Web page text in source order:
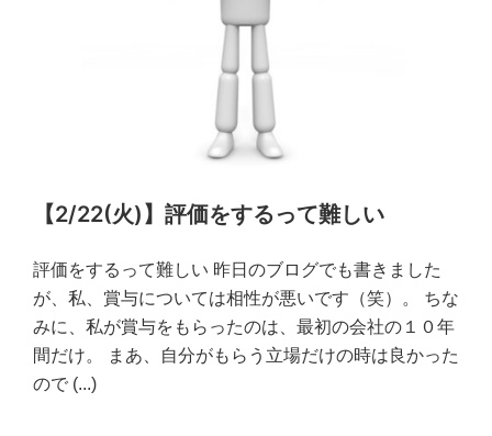
【2/22(火)】評価をするって難しい
評価をするって難しい 昨日のブログでも書きました
が、私、賞与については相性が悪いです（笑）。 ちな
みに、私が賞与をもらったのは、最初の会社の１０年
間だけ。 まあ、自分がもらう立場だけの時は良かった
ので (...)